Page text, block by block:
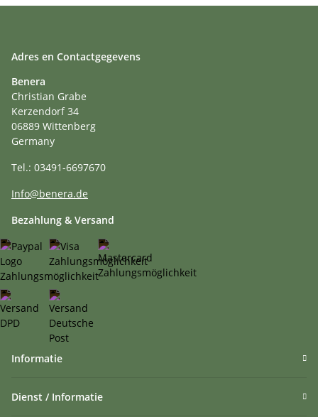
Adres en Contactgegevens
Benera
Christian Grabe
Kerzendorf 34
06889 Wittenberg
Germany
Tel.: 03491-6697670
Info@benera.de
Bezahlung & Versand
Informatie
Dienst / Informatie